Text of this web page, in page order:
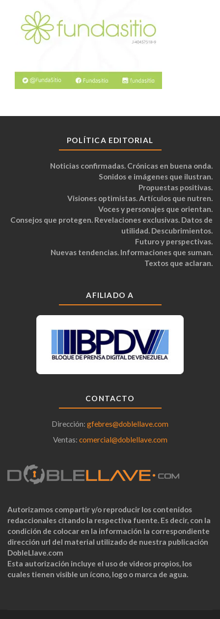
POLÍTICA EDITORIAL
Noticias confirmadas. Crónicas en buena onda.
Sonidos e imágenes que ilustran.
Propuestas positivas.
Visiones optimistas. Artículos que nutren.
Voces y personajes que orientan.
Consejos que protegen. Revelaciones exclusivas. Datos de
utilidad. Descubrimientos.
Futuro y perspectivas.
Nuevas tendencias. Informaciones que suman.
Textos que aclaran.
AFILIADO A
CONTACTO
Dirección: gfebres@doblellave.com
Ventas: comercial@doblellave.com
Autorizamos compartir y/o reproducir los contenidos
redaccionales citando la respectiva fuente. Es decir, con la
condición de colocar en la información la correspondiente
dirección url del material utilizado de nuestra publicación
DobleLlave.com
Esta autorización incluye el uso de videos propios, los
cuales tienen visible un ícono, logo o marca de agua.